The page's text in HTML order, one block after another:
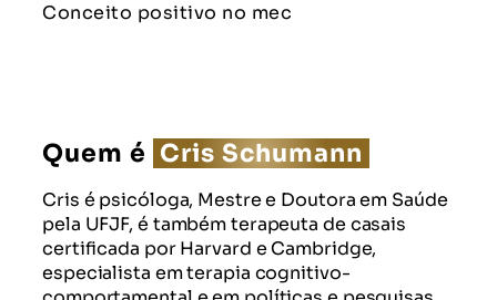
Conceito positivo no mec
Quem é Cris Schumann
Cris é psicóloga, Mestre e Doutora em Saúde
pela UFJF, é também terapeuta de casais
certificada por Harvard e Cambridge,
especialista em terapia cognitivo-